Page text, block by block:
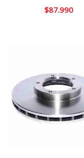
$87.990